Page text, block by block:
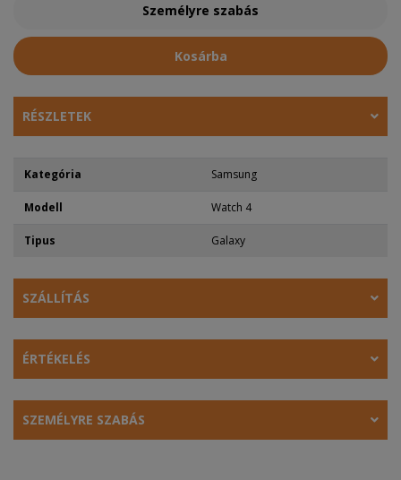
Személyre szabás
Kosárba
RÉSZLETEK
Kategória Samsung
Modell Watch 4
Tipus Galaxy
SZÁLLÍTÁS
ÉRTÉKELÉS
SZEMÉLYRE SZABÁS